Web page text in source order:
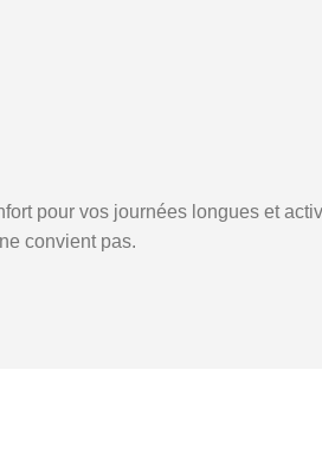
pour vos journées longues et
convient pas.